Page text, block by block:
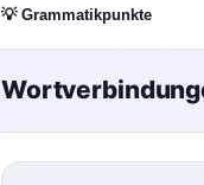
💡 Grammatikpunkte